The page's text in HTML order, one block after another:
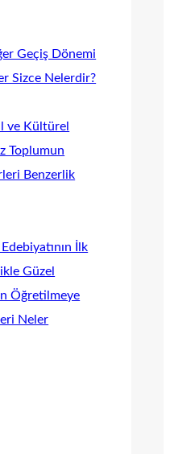
Geçiş Dönemi
Sizce Nelerdir?
ve Kültürel
Toplumun
Benzerlik
İlk
Güzel
Öğretilmeye
Neler